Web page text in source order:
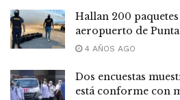
Hallan 200
aeropuerto de
4 AÑOS AGO
Dos encuestas
está conforme con